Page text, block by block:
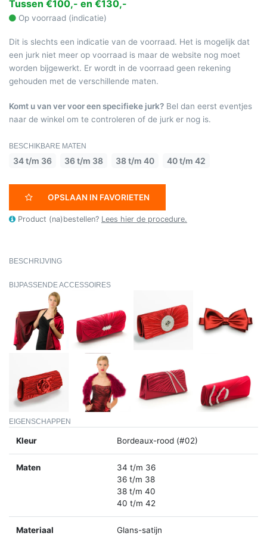
Tussen €100,- en €130,-
Op voorraad (indicatie)
Dit is slechts een indicatie van de voorraad. Het is mogelijk dat
een jurk niet meer op voorraad is maar de website nog moet
worden bijgewerkt. Er wordt in de voorraad geen rekening
gehouden met de verschillende maten.
Komt u van ver voor een specifieke jurk? Bel dan eerst eventjes
naar de winkel om te controleren of de jurk er nog is.
BESCHIKBARE MATEN
34 t/m 36 36 t/m 38 38 t/m 40 40 t/m 42
OPSLAAN IN FAVORIETEN
Product (na)bestellen? Lees hier de procedure.
BESCHRIJVING
BIJPASSENDE ACCESSOIRES
EIGENSCHAPPEN
Kleur Bordeaux-rood (#02)
Maten
34 t/m 36
36 t/m 38
38 t/m 40
40 t/m 42
Materiaal Glans-satijn